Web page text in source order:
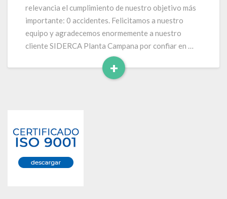
relevancia el cumplimiento de nuestro objetivo más
importante: 0 accidentes. Felicitamos a nuestro
equipo y agradecemos enormemente a nuestro
cliente SIDERCA Planta Campana por confiar en …
+
Leer